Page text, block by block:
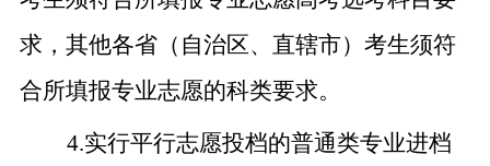
求，其他各省（自治区、直辖市）考生须符
合所填报专业志愿的科类要求。
4.实行平行志愿投档的普通类专业进档